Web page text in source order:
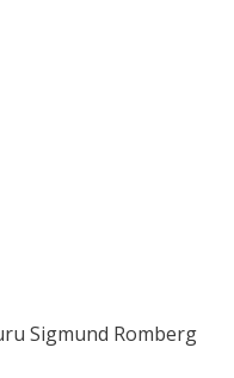
Sigmund Romberg